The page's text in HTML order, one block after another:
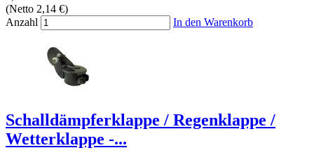
(Netto 2,14 €)
Anzahl
In den Warenkorb
Schalldämpferklappe / Regenklappe /
Wetterklappe -...